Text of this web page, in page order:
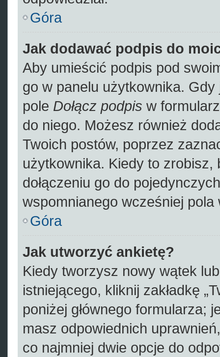
Góra
Jak dodawać podpis do
Aby umieścić podpis pod
go w panelu użytkownika.
pole Dołącz podpis w
do niego. Możesz również
Twoich postów, poprzez
użytkownika. Kiedy to zrobisz,
dołączeniu go do
wspomnianego wcześniej
Góra
Jak utworzyć ankietę?
Kiedy tworzysz nowy wątek
istniejącego, kliknij zakładkę
poniżej głównego formularza;
masz odpowiednich
co najmniej dwie opcje do